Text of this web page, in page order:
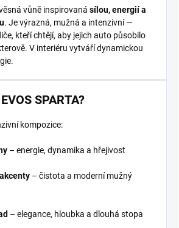
vůně inspirovaná sílou, energií a
. Je výrazná, mužná a intenzivní —
kteří chtějí, aby jejich auto působilo
V interiéru vytváří dynamickou
SPARTA?
kompozice:
– energie, dynamika a hřejivost
– čistota a moderní mužný
– elegance, hloubka a dlouhá stopa